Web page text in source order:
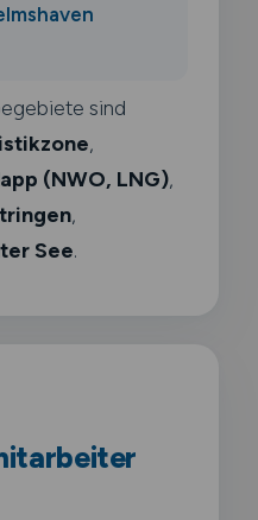
sind
,
(NWO, LNG),
,
See.